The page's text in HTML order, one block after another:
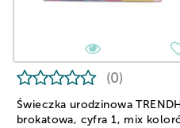
Świeczka urodzinowa
brokatowa, cyfra 1, mix
(0)